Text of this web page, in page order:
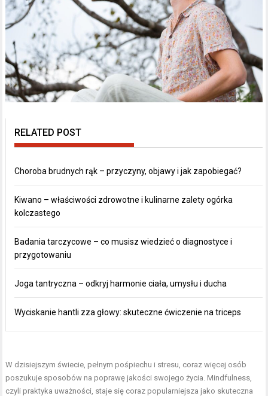
RELATED POST
Choroba brudnych rąk – przyczyny, objawy i jak zapobiegać?
Kiwano – właściwości zdrowotne i kulinarne zalety ogórka
kolczastego
Badania tarczycowe – co musisz wiedzieć o diagnostyce i
przygotowaniu
Joga tantryczna – odkryj harmonie ciała, umysłu i ducha
Wyciskanie hantli zza głowy: skuteczne ćwiczenie na triceps
W dzisiejszym świecie, pełnym pośpiechu i stresu, coraz więcej osób
poszukuje sposobów na poprawę jakości swojego życia. Mindfulness,
czyli praktyka uważności, staje się coraz popularniejsza jako skuteczna